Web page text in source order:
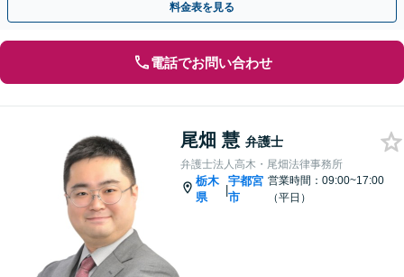
料金表を見る
電話でお問い合わせ
尾畑 慧 弁護士
弁護士法人高木・尾畑法律事務所
栃木
県
|
宇都宮
市
営業時間：09:00~17:00
（平日）